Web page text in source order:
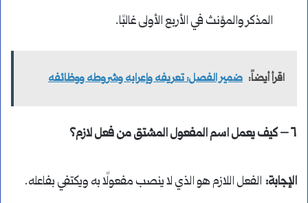
المذكر والمؤنث في الأربع الأولى غالبًا.
اقرأ أيضاً: ضمير الفصل: تعريفه وإعرابه وشروطه ووظائفه
٦ – كيف يعمل اسم المفعول المشتق من فعل لازم؟
الإجابة: الفعل اللازم هو الذي لا ينصب مفعولًا به ويكتفي بفاعله.